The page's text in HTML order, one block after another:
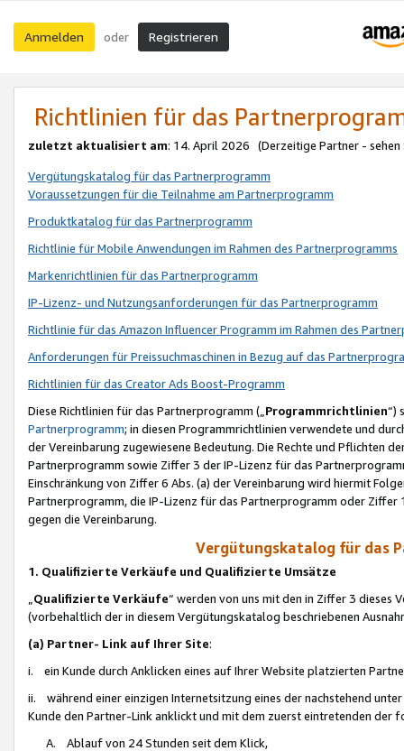
Anmelden oder Registrieren
Richtlinien für das
zuletzt aktualisiert am: 14. April 2026 (Derzeitige Partner - sehen
Vergütungskatalog für das Partnerprogramm
Voraussetzungen für die Teilnahme am Partnerprogramm
Produktkatalog für das Partnerprogramm
Richtlinie für Mobile Anwendungen im Rahmen des Partnerprogramms
Markenrichtlinien für das Partnerprogramm
IP-Lizenz- und Nutzungsanforderungen für das Partnerprogramm
Richtlinie für das Amazon Influencer Programm im Rahmen des
Anforderungen für Preissuchmaschinen in Bezug auf das
Richtlinien für das Creator Ads Boost-Programm
Diese Richtlinien für das Partnerprogramm („Programmrichtlinien“)
Partnerprogramm; in diesen Programmrichtlinien verwendete und
der Vereinbarung zugewiesene Bedeutung. Die Rechte und Pflichten
Partnerprogramm sowie Ziffer 3 der IP-Lizenz für das
Einschränkung von Ziffer 6 Abs. (a) der Vereinbarung wird hiermit
Partnerprogramm, die IP-Lizenz für das Partnerprogramm oder
gegen die Vereinbarung.
Vergütungskatalog für das
1. Qualifizierte Verkäufe und Qualifizierte Umsätze
Qualifizierte Verkäufe“ werden von uns mit den in Ziffer 3
(vorbehaltlich der in diesem Vergütungskatalog beschriebenen
(a) Partner- Link auf Ihrer Site:
i. ein Kunde durch Anklicken eines auf Ihrer Website platzierten
ii. während einer einzigen Internetsitzung eines der nachstehend
Kunde den Partner-Link anklickt und mit dem zuerst eintretenden der
A. Ablauf von 24 Stunden seit dem Klick,